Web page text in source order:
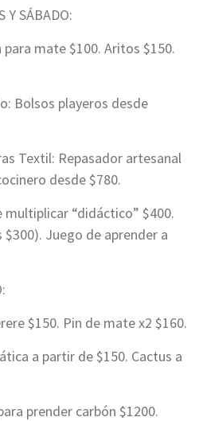
Y SÁBADO:
mate $100. Aritos $150.
Bolsos playeros desde
Textil: Repasador artesanal
desde $780.
multiplicar “didáctico” $400.
Juego de aprender a
$150. Pin de mate x2 $160.
a partir de $150. Cactus a
prender carbón $1200.